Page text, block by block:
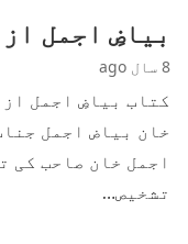
بیاضِ اجمل
8 سال ago
کتاب بیاضِ اجمل
خان بیاض اجمل
اجمل خان صاحب کی
تشخیص…